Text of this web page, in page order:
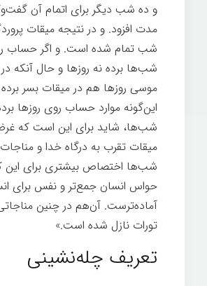
و ده شب دیگر براى اتمام آن
مدت افزود. و در نتیجه میقات
شب تمام شده است. و اگر حساب
شب‏‌ها برده نه روزها و حال آنکه
موسى روزها هم در میقات بسر برده
این‌گونه موارد حساب روى روزها
شب‏‌ها، شاید براى این است که
میقات تقرب به درگاه خدا و
شب‏‌ها اختصاص بیشترى براى این
حواس انسان جمع‏‌تر و نفس براى
آماده‏‌ترست. آن‌هم در چنین
تورات نازل شده است.»
تعریف چله‌نشینی